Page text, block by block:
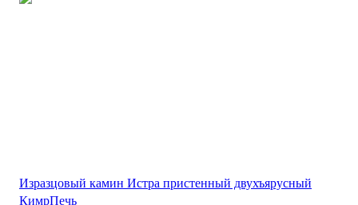
Изразцовый камин Истра пристенный двухъярусный
КимрПечь